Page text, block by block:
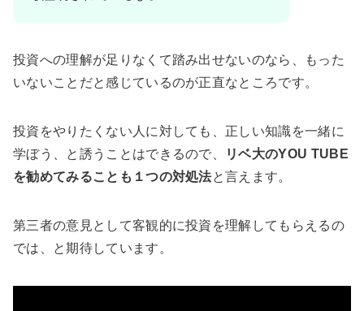
投資への理解が足りなくて踏み出せないのなら、もった
いないことだと感じているのが正直なところです。
投資をやりたくない人に対しても、正しい知識を一緒に
学ぼう、と誘うことはできるので、
リベ大のYOU TUBE
を勧めてみることも１つの対処法と言えます。
第三者の意見として客観的に投資を理解してもらえるの
では、と期待しています。